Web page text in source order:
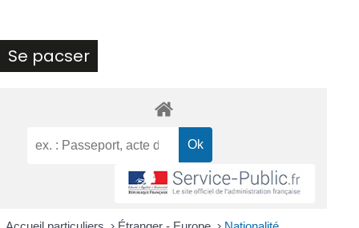
Se pacser